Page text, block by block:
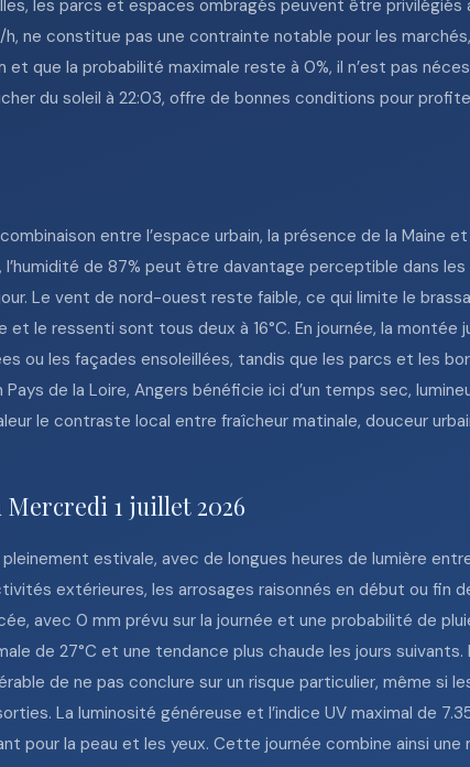
les parcs et espaces ombragés peuvent être privilégiés
ne constitue pas une contrainte notable pour les
que la probabilité maximale reste à 0%, il n’est pas
du soleil à 22:03, offre de bonnes conditions pour
entre l’espace urbain, la présence de la Maine
de 87% peut être davantage perceptible dans les
Le vent de nord-ouest reste faible, ce qui limite le
le ressenti sont tous deux à 16°C. En journée, la montée
ou les façades ensoleillées, tandis que les parcs et les
de la Loire, Angers bénéficie ici d’un temps sec,
le contraste local entre fraîcheur matinale, douceur
1 juillet 2026
estivale, avec de longues heures de lumière
extérieures, les arrosages raisonnés en début ou fin
avec 0 mm prévu sur la journée et une probabilité de
de 27°C et une tendance plus chaude les jours suivants.
de ne pas conclure sur un risque particulier, même si
La luminosité généreuse et l’indice UV maximal de
pour la peau et les yeux. Cette journée combine ainsi une